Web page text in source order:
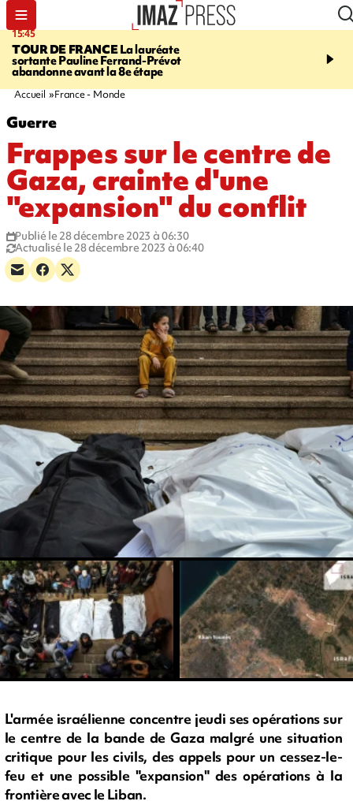
15:45
TOUR DE FRANCELa lauréate
sortante Pauline Ferrand-Prévot
abandonne avant la 8e étape
20:17
routière, concours de
Accueil France - Monde
Guerre
Frappes sur le centre de
Gaza, crainte d'une
"expansion" du conflit
Publié le 28 décembre 2023 à 06:30
Actualisé le 28 décembre 2023 à 06:40
L'armée israélienne concentre jeudi ses opérations sur
le centre de la bande de Gaza malgré une situation
critique pour les civils, des appels pour un cessez-le-
feu et une possible "expansion" des opérations à la
frontière avec le Liban.